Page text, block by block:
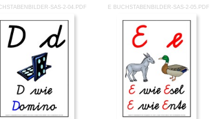
SAS-2-04.PDF E BUCHSTABENBILDER-SAS-2-05.PDF